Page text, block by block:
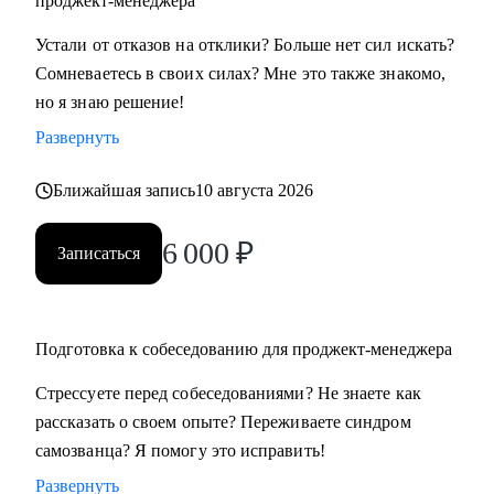
с нуля
• Проджект-менеджерам бизнеc-проектов в сферах:
розничной торговли, электронной коммерции, финтеха и
информационной безопасности
офиса
• Всем, кто хочет сменить карьеру и не знает с чего начать
• Тем, кто не ищет "успешный успех", а готов планомерно
и упорно работать над собой
Устали от отказов на отклики? Больше нет сил искать?
Сомневаетесь в своих силах? Мне это также знакомо,
но я знаю решение!
Развернуть
Ближайшая запись10 августа 2026
Записаться 6 000 ₽
Подготовка к собеседованию для проджект-менеджера
Стрессуете перед собеседованиями? Не знаете как
рассказать о своем опыте? Переживаете синдром
самозванца? Я помогу это исправить!
Развернуть